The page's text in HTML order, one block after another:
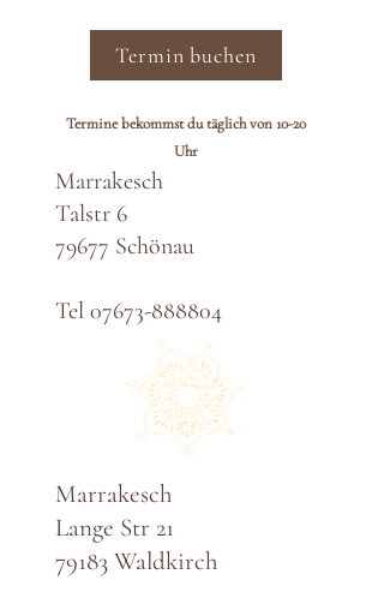
Termin buchen
Termine bekommst du täglich von 10-20
Uhr
Marrakesch
Talstr 6
79677 Schönau
Tel 07673-888804
Marrakesch
Lange Str 21
79183 Waldkirch